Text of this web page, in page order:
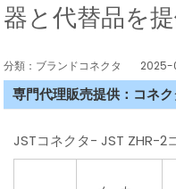
器と代替品を
分類：ブランドコネクタ 2025-
専門代理販売提供：コネ
JSTコネクタ- JST ZHR-2